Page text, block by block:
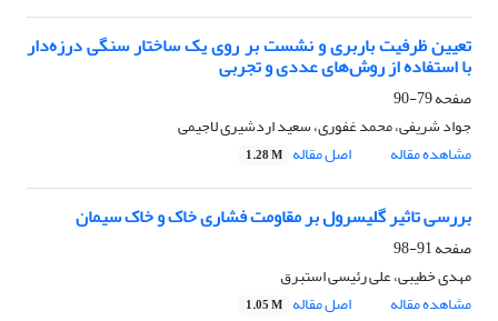
تعیین ظرفیت باربری و نشست بر روی یک ساختار سنگی درزه‌دار
با استفاده از روش‌های عددی و تجربی
صفحه79-90
جواد شریفی، محمد غفوری، سعید اردشیری لاجیمی
مشاهده مقاله
اصل مقاله 1.28 M
بررسی تاثیر گلیسرول بر مقاومت فشاری خاک و خاک سیمان
صفحه91-98
مهدی خطیبی، علی رئیسی استبرق
مشاهده مقاله
اصل مقاله 1.05 M